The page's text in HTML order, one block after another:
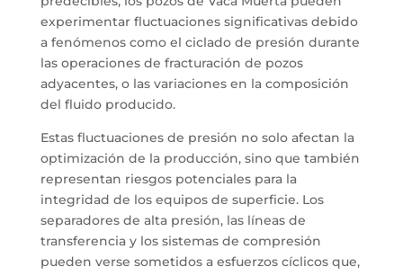
experimentar fluctuaciones significativas debido
a fenómenos como el ciclado de presión durante
las operaciones de fracturación de pozos
adyacentes, o las variaciones en la composición
del fluido producido.
Estas fluctuaciones de presión no solo afectan la
optimización de la producción, sino que también
representan riesgos potenciales para la
integridad de los equipos de superficie. Los
separadores de alta presión, las líneas de
transferencia y los sistemas de compresión
pueden verse sometidos a esfuerzos cíclicos que,